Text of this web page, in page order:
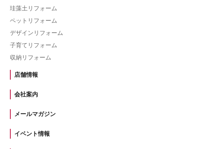
珪藻土リフォーム
ペットリフォーム
デザインリフォーム
子育てリフォーム
収納リフォーム
店舗情報
会社案内
メールマガジン
イベント情報